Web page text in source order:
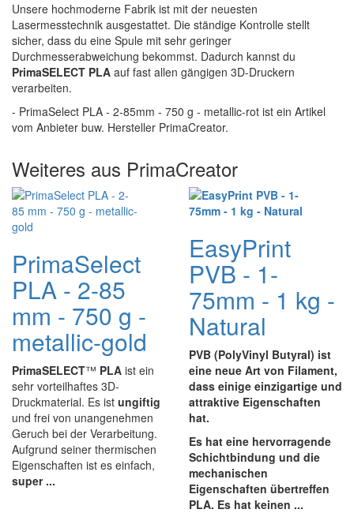
Unsere hochmoderne Fabrik ist mit der neuesten
Lasermesstechnik ausgestattet. Die ständige Kontrolle stellt
sicher, dass du eine Spule mit sehr geringer
Durchmesserabweichung bekommst. Dadurch kannst du
PrimaSELECT PLA auf fast allen gängigen 3D-Druckern
verarbeiten.
- PrimaSelect PLA - 2-85mm - 750 g - metallic-rot ist ein Artikel
vom Anbieter buw. Hersteller PrimaCreator.
Weiteres aus PrimaCreator
PrimaSelect
PLA - 2-85
mm - 750 g -
metallic-gold
PrimaSELECT™ PLA ist ein
sehr vorteilhaftes 3D-
Druckmaterial. Es ist ungiftig
und frei von unangenehmen
Geruch bei der Verarbeitung.
Aufgrund seiner thermischen
Eigenschaften ist es einfach,
super ...
EasyPrint
PVB - 1-
75mm - 1 kg -
Natural
PVB (PolyVinyl Butyral) ist
eine neue Art von Filament,
dass einige einzigartige und
attraktive Eigenschaften
hat.
Es hat eine hervorragende
Schichtbindung und die
mechanischen
Eigenschaften übertreffen
PLA. Es hat keinen ...